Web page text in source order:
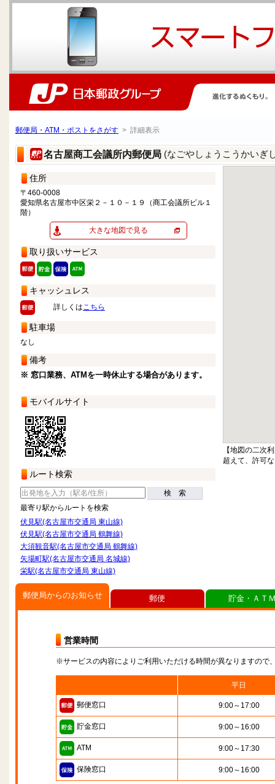
郵便局・ATM・ポストをさがす > 詳細表示
名古屋商工会議所内郵便局 (なごやしょうこうかいぎ
住所
〒460-0008
愛知県名古屋市中区栄２－１０－１９（商工会議所ビル１
階）
大きな地図で見る
取り扱いサービス
キャッシュレス
詳しくはこちら
駐車場
なし
備考
※ 窓口業務、ATMを一時休止する場合があります。
モバイルサイト
ルート検索
検 索
最寄り駅からルートを検索
伏見駅(名古屋市交通局 東山線)
伏見駅(名古屋市交通局 鶴舞線)
大須観音駅(名古屋市交通局 鶴舞線)
矢場町駅(名古屋市交通局 名城線)
栄駅(名古屋市交通局 東山線)
【地図の二次
超えて、許可
郵便局からのお知らせ
営業時間
※サービスの内容によりご利用いただける時間が異なりますので
平日
郵便窓口 9:00～17:00
貯金窓口 9:00～16:00
ATM 9:00～17:30
保険窓口 9:00～16:00
郵便 貯金・ＡＴ